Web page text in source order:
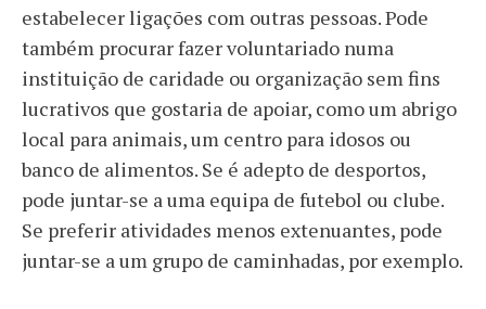
estabelecer ligações com outras pessoas. Pode
também procurar fazer voluntariado numa
instituição de caridade ou organização sem fins
lucrativos que gostaria de apoiar, como um abrigo
local para animais, um centro para idosos ou
banco de alimentos. Se é adepto de desportos,
pode juntar-se a uma equipa de futebol ou clube.
Se preferir atividades menos extenuantes, pode
juntar-se a um grupo de caminhadas, por exemplo.